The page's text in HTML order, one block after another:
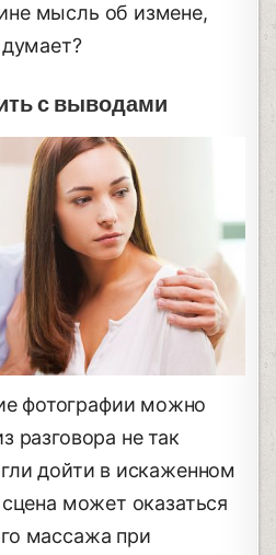
мысль об измене,
с выводами
фотографии можно
разговора не так
дойти в искаженном
может оказаться
массажа при